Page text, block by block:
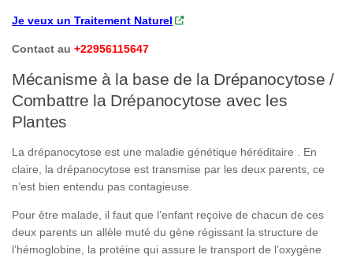
Je veux un Traitement Naturel
Contact au +22956115647
Mécanisme à la base de la Drépanocytose /
Combattre la Drépanocytose avec les
Plantes
La drépanocytose est une maladie génétique héréditaire . En
claire, la drépanocytose est transmise par les deux parents, ce
n’est bien entendu pas contagieuse.
Pour être malade, il faut que l’enfant reçoive de chacun de ces
deux parents un allèle muté du gène régissant la structure de
l’hémoglobine, la protéine qui assure le transport de l’oxygène